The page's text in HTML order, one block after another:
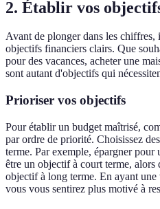
2. Établir vos
Avant de plonger dans les chiffres,
objectifs financiers clairs. Que
pour des vacances, acheter une
sont autant d'objectifs qui
Prioriser vos objectifs
Pour établir un budget maîtrisé,
par ordre de priorité. Choisissez
terme. Par exemple, épargner
être un objectif à court terme, alors
objectif à long terme. En ayant
vous vous sentirez plus motivé à